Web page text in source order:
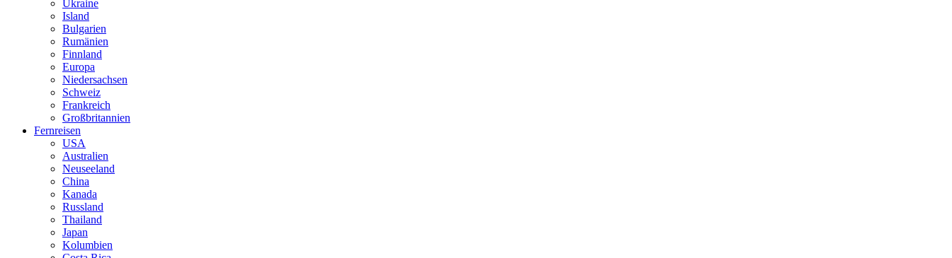
Ukraine
Island
Bulgarien
Rumänien
Finnland
Europa
Niedersachsen
Schweiz
Frankreich
Großbritannien
Fernreisen
USA
Australien
Neuseeland
China
Kanada
Russland
Thailand
Japan
Kolumbien